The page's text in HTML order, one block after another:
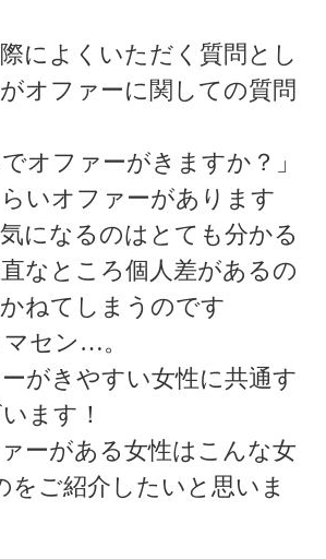
によくいただく質問とし
オファーに関しての質問
オファーがきますか？」
らいオファーがあります
になるのはとても分かる
なところ個人差があるの
ねてしまうのです
セン…。
がきやすい女性に共通す
ます！
ーがある女性はこんな女
をご紹介したいと思いま